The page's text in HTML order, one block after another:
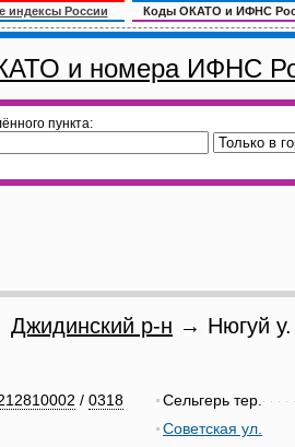
индексы России Коды ОКАТО и ИФНС
и номера ИФНС
пункта:
Джидинский р-н → Нюгуй у.
/ 0318
Сельгерь тер.
Советская ул.